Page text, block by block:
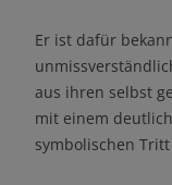
Er ist dafür
aus ihren selbst
mit einem
symbolischen